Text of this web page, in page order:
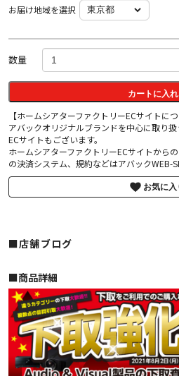
お届け地域を選択
数量
カートに入
【ホームシアターファクトリーECサイトにつ
アバックオリジナルブランドを中心に取り
ECサイトもございます。
ホームシアターファクトリーECサイトから
の決済システム、規約などはアバックWEB-
お気に入
■店舗ブログ
■︎商品詳細